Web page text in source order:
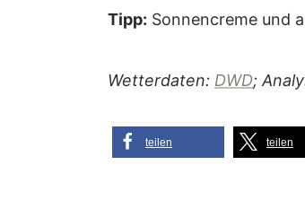
Tipp: Sonnencreme und
Wetterdaten: DWD;
teilen teilen